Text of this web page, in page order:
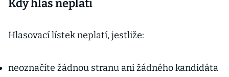
Kdy hlas neplatí
Hlasovací lístek neplatí, jestliže:
neoznačíte žádnou stranu ani žádného kandidáta